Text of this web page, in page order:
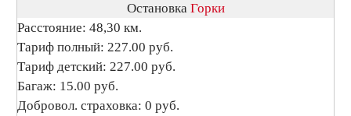
Остановка Горки
Расстояние: 48,30 км.
Тариф полный: 227.00 руб.
Тариф детский: 227.00 руб.
Багаж: 15.00 руб.
Добровол. страховка: 0 руб.